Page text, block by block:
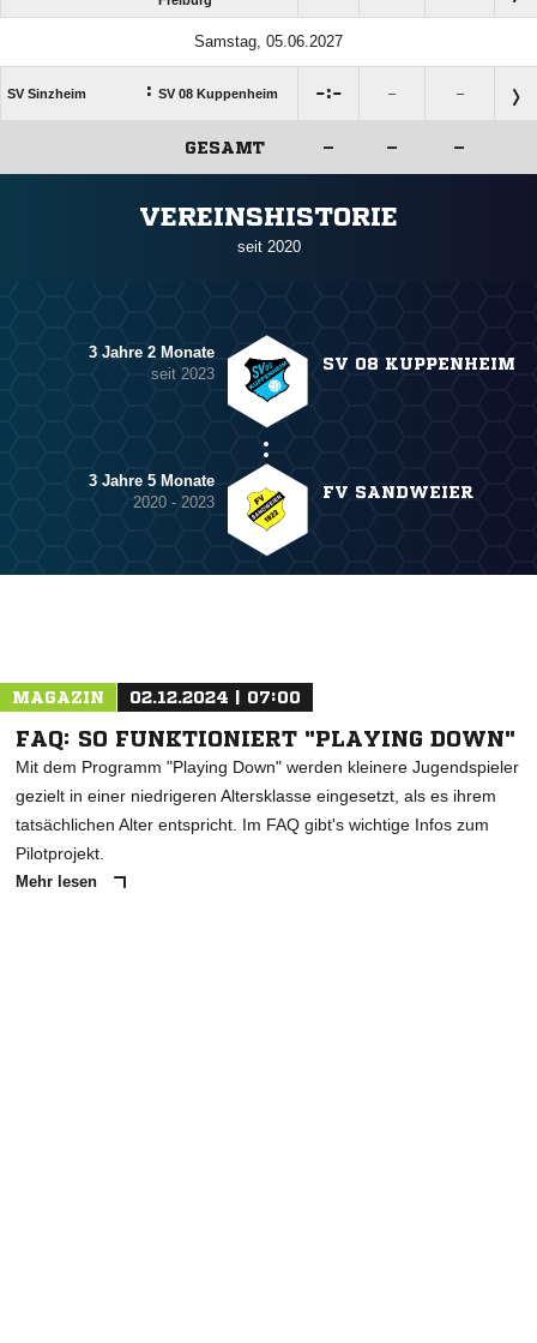
Samstag, 05.06.2027
SV Sinzheim : SV 08 Kuppenheim : – –
GESAMT – – –
VEREINSHISTORIE
seit 2020
3 Jahre 2 Monate
seit 2023
SV 08 KUPPENHEIM
3 Jahre 5 Monate
2020 - 2023
FV SANDWEIER
MAGAZIN 02.12.2024 | 07:00
FAQ: SO FUNKTIONIERT "PLAYING DOWN"
Mit dem Programm "Playing Down" werden kleinere Jugendspieler
gezielt in einer niedrigeren Altersklasse eingesetzt, als es ihrem
tatsächlichen Alter entspricht. Im FAQ gibt's wichtige Infos zum
Pilotprojekt.
Mehr lesen